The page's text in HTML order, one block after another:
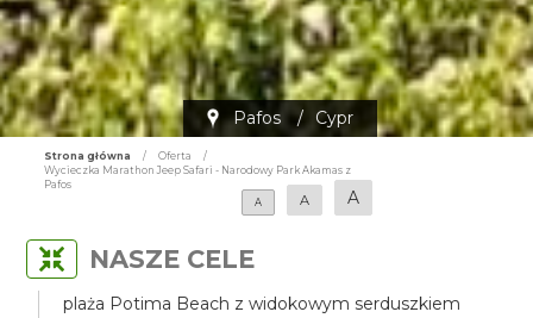
Pafos / Cypr
Strona główna / Oferta
/
Wycieczka Marathon Jeep Safari - Narodowy Park Akamas z
Pafos
A
A A
NASZE CELE
plaża Potima Beach z widokowym serduszkiem